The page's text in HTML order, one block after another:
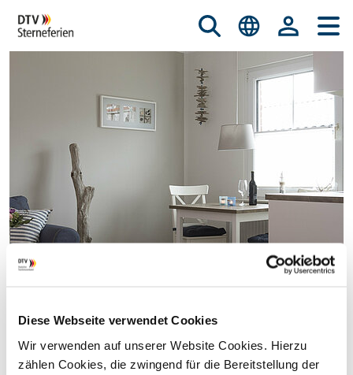
Diese Webseite verwendet Cookies
Wir verwenden auf unserer Website Cookies. Hierzu
zählen Cookies, die zwingend für die Bereitstellung der
© istockphoto.com/nicky39
STERNEFERIEN REGION